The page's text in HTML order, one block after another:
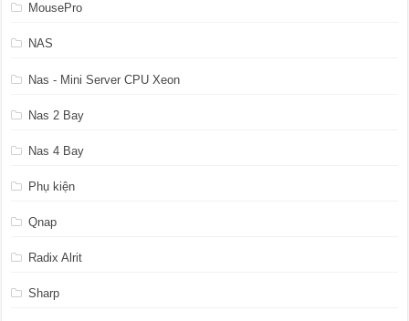
MousePro
NAS
Nas - Mini Server CPU Xeon
Nas 2 Bay
Nas 4 Bay
Phụ kiện
Qnap
Radix Alrit
Sharp